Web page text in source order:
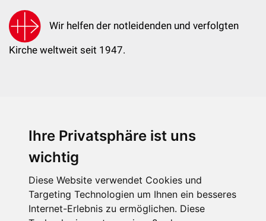
Ihre Privatsphäre ist uns
wichtig
Diese Website verwendet Cookies und
Targeting Technologien um Ihnen ein besseres
Internet-Erlebnis zu ermöglichen. Diese
Wir helfen der notleidenden und verfolgten
Kirche weltweit seit 1947.
KIRCHE IN NOT - Österreich
kin@kircheinnot.at